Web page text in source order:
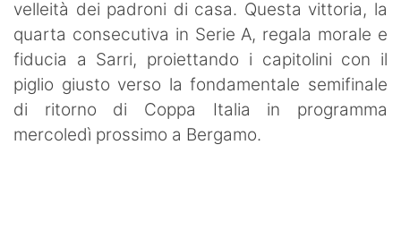
velleità dei padroni di casa. Questa vittoria, la
quarta consecutiva in Serie A, regala morale e
fiducia a Sarri, proiettando i capitolini con il
piglio giusto verso la fondamentale semifinale
di ritorno di Coppa Italia in programma
mercoledì prossimo a Bergamo.